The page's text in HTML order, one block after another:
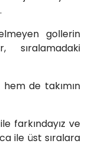
gollerin
sıralamadaki
de takımın
farkındayız ve
ile üst sıralara